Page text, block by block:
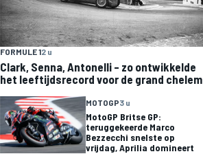
FORMULE 12 u
Clark, Senna, Antonelli – zo ontwikkelde
het leeftijdsrecord voor de grand chelem
MOTOGP3 u
MotoGP Britse GP:
teruggekeerde Marco
Bezzecchi snelste op
vrijdag, Aprilia domineert